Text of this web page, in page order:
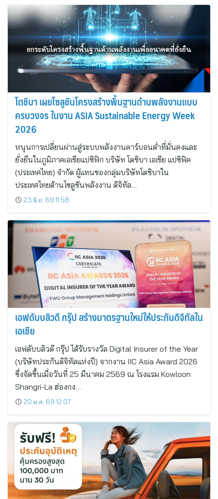
โตชิบา เผยโซลูชันโครงสร้างพื้นฐานด้านพลังงานแบบ
ครบวงจร ในงาน ASIA Sustainable Energy Week
2026
หนุนการเปลี่ยนผ่านสู่ระบบพลังงานคาร์บอนต่ำที่มั่นคงและ
ยั่งยืนในภูมิภาคเอเชียแปซิฟิก บริษัท โตชิบา เอเชีย แปซิฟิค
(ประเทศไทย) จำกัด ผู้แทนของกลุ่มบริษัทโตชิบาใน
ประเทศไทยด้านโซลูชันพลังงาน ดิจิทัล…
23 มิ.ย. 69 11:58
เอฟดับบลิวดี กรุ๊ป สร้างมาตรฐานใหม่ให้ประกันดิจิทัลใน
เอเชีย
เอฟดับบลิวดี กรุ๊ป ได้รับรางวัล Digital Insurer of the Year
(บริษัทประกันดิจิทัลแห่งปี) จากงาน IIC Asia Award 2026
ซึ่งจัดขึ้นเมื่อวันที่ 25 มีนาคม 2569 ณ โรงแรม Kowloon
Shangri-La ฮ่องกง…
20 พ.ค. 69 12:07